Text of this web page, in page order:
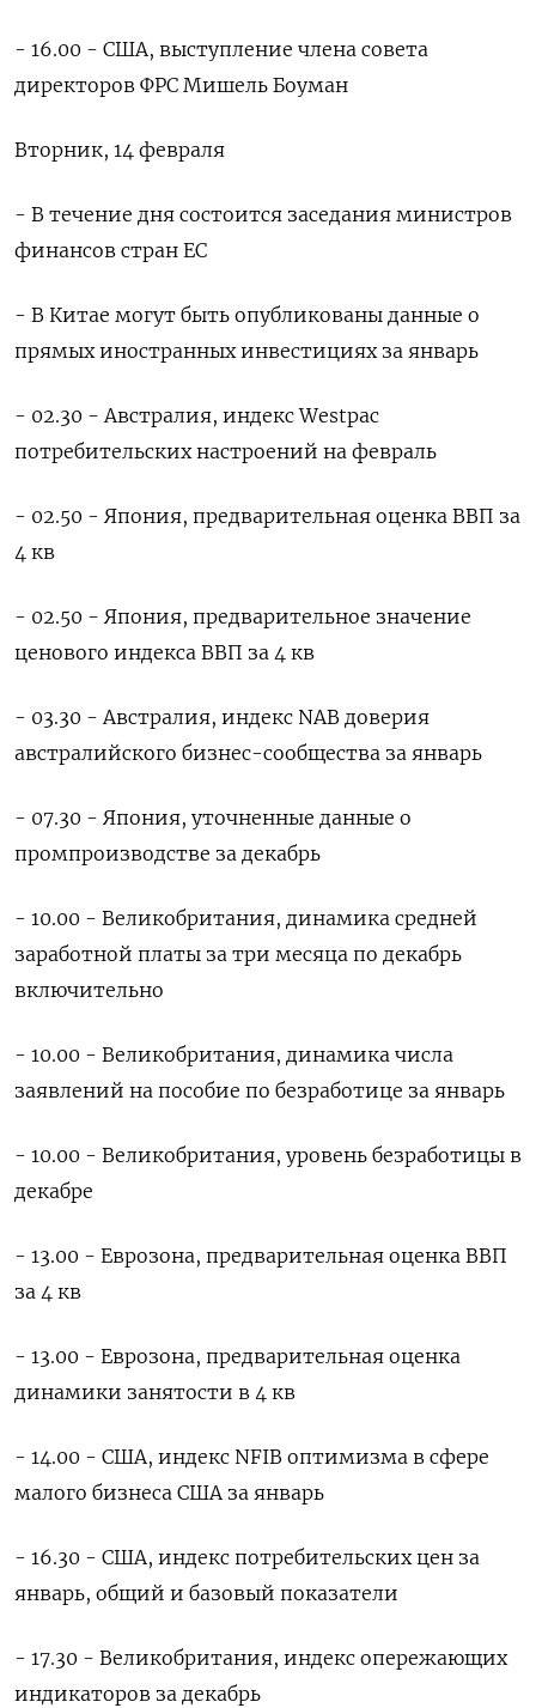
- 16.00 - США, выступление члена совета
директоров ФРС Мишель Боуман
Вторник, 14 февраля
- В течение дня состоится заседания министров
финансов стран ЕС
- В Китае могут быть опубликованы данные о
прямых иностранных инвестициях за январь
- 02.30 - Австралия, индекс Westpac
потребительских настроений на февраль
- 02.50 - Япония, предварительная оценка ВВП за
4 кв
- 02.50 - Япония, предварительное значение
ценового индекса ВВП за 4 кв
- 03.30 - Австралия, индекс NAB доверия
австралийского бизнес-сообщества за январь
- 07.30 - Япония, уточненные данные о
промпроизводстве за декабрь
- 10.00 - Великобритания, динамика средней
заработной платы за три месяца по декабрь
включительно
- 10.00 - Великобритания, динамика числа
заявлений на пособие по безработице за январь
- 10.00 - Великобритания, уровень безработицы в
декабре
- 13.00 - Еврозона, предварительная оценка ВВП
за 4 кв
- 13.00 - Еврозона, предварительная оценка
динамики занятости в 4 кв
- 14.00 - США, индекс NFIB оптимизма в сфере
малого бизнеса США за январь
- 16.30 - США, индекс потребительских цен за
январь, общий и базовый показатели
- 17.30 - Великобритания, индекс опережающих
индикаторов за декабрь